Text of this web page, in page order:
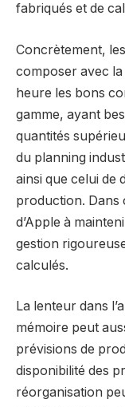
fabriqués et de
Concrètement,
composer avec la
heure les bons
gamme, ayant
quantités
du planning
ainsi que celui de
production. Dans
d’Apple à
gestion
calculés.
La lenteur dans
mémoire peut
prévisions de
disponibilité des
réorganisation